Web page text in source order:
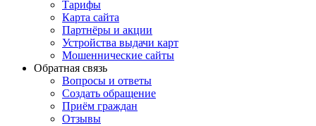
Тарифы
Карта сайта
Партнёры и акции
Устройства выдачи карт
Мошеннические cайты
Обратная связь
Вопросы и ответы
Создать обращение
Приём граждан
Отзывы